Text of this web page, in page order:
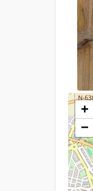
+
−